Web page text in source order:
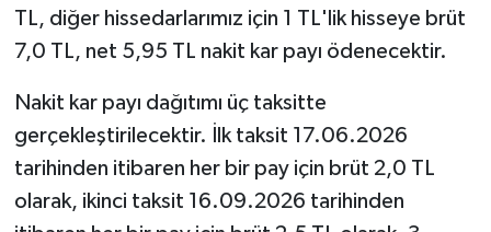
TL, diğer hissedarlarımız için 1 TL'lik hisseye brüt
7,0 TL, net 5,95 TL nakit kar payı ödenecektir.
Nakit kar payı dağıtımı üç taksitte
gerçekleştirilecektir. İlk taksit 17.06.2026
tarihinden itibaren her bir pay için brüt 2,0 TL
olarak, ikinci taksit 16.09.2026 tarihinden